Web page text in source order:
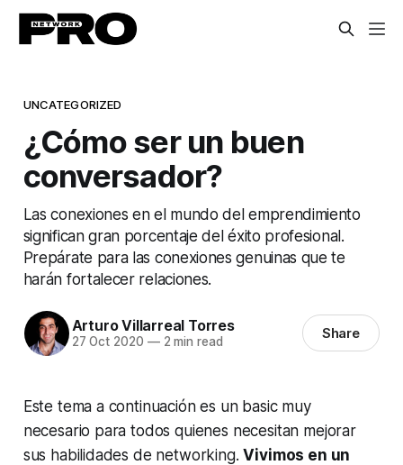
UNCATEGORIZED
¿Cómo ser un buen
conversador?
Las conexiones en el mundo del emprendimiento
significan gran porcentaje del éxito profesional.
Prepárate para las conexiones genuinas que te
harán fortalecer relaciones.
Arturo Villarreal Torres
27 Oct 2020 —2 min read Share
Este tema a continuación es un basic muy
necesario para todos quienes necesitan mejorar
sus habilidades de networking.Vivimos en un